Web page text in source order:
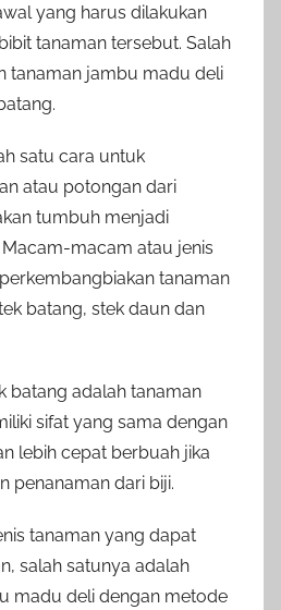
yang harus dilakukan
tanaman tersebut. Salah
tanaman jambu madu deli
satu cara untuk
atau potongan dari
tumbuh menjadi
macam atau jenis
tanaman
batang, stek daun dan
batang adalah tanaman
sifat yang sama dengan
lebih cepat berbuah jika
penanaman dari biji.
tanaman yang dapat
salah satunya adalah
madu deli dengan metode